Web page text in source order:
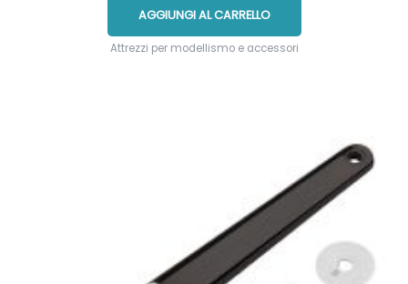
AGGIUNGI AL CARRELLO
Attrezzi per modellismo e accessori